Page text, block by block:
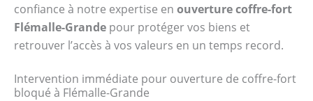
confiance à notre expertise en ouverture coffre-fort
Flémalle-Grande pour protéger vos biens et
retrouver l’accès à vos valeurs en un temps record.
Intervention immédiate pour ouverture de coffre-fort
bloqué à Flémalle-Grande